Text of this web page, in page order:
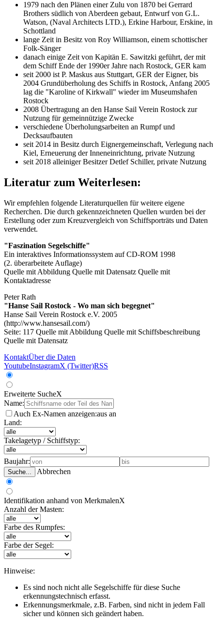
1979 nach den Plänen einer Zulu von 1870 bei Gerrard
Brothers südlich von Aberdeen gebaut, Entwurf von G.L.
Watson, (Naval Architects LTD.), Erkine Harbour, Erskine, in
Schottland
lange Zeit in Besitz von Roy Williamson, einem schottischer
Folk-Sänger
danach einige Zeit von Kapitän E. Sawitzki geführt, der mit
dem Schiff Ende der 1990er Jahre nach Rostock, GER kam
seit 2000 ist P. Maskus aus Stuttgart, GER der Eigner, bis
2004 Grundüberholung des Schiffs in Rostock, Anfang 2005
lag die "Karoline of Kirkwall" wieder im Museumshafen
Rostock
2008 Übertragung an den Hanse Sail Verein Rostock zur
Nutzung für gemeinnützige Zwecke
verschiedene Überholungsarbeiten an Rumpf und
Decksaufbauten
seit 2014 in Besitz durch Eignergemeinschaft, Verlegung nach
Kiel, Erneuerung der Inneneinrichtung, private Nutzung
seit 2018 alleiniger Besitzer Detlef Schiller, private Nutzung
Literatur zum Weiterlesen:
Wir empfehlen folgende Literaturquellen für weitere eigene
Recherchen. Die durch gekennzeichneten Quellen wurden bei der
Erstellung oder zum Kreuzvergleich von Schiffsporträts und Daten
verwendet.
"Faszination Segelschiffe"
Ein interaktives Informationssystem auf CD-ROM 1998
(2. überarbeitete Auflage)
Quelle mit Abbildung Quelle mit Datensatz Quelle mit
Kontaktadresse
Peter Rath
"Hanse Sail Rostock - Wo man sich begegnet"
Hanse Sail Verein Rostock e.V. 2005
(http://www.hansesail.com/)
Seite: 117 Quelle mit Abbildung Quelle mit Schiffsbeschreibung
Quelle mit Datensatz
KontaktÜber die Daten
YoutubeInstagramX (Twitter)RSS
Erweiterte SucheX
Name:
Auch Ex-Namen anzeigen:aus an
Land:
Takelagetyp / Schiffstyp:
Baujahr:
Suche... Abbrechen
Identifikation anhand von MerkmalenX
Anzahl der Masten:
Farbe des Rumpfes:
Farbe der Segel:
Hinweise:
Es sind noch nicht alle Segelschiffe für diese Suche
erkennungstechnisch erfasst.
Erkennungsmerkmale, z.B. Farben, sind nicht in jedem Fall
sicher und können sich geändert haben.